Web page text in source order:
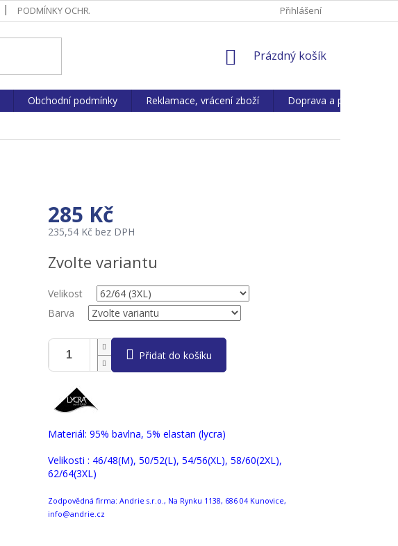
PODMÍNKY OCHRANY OS. ÚDAJŮ REKLAMACE, VRÁCENÍ ZBOŽÍPřihlášení
NÁKUPNÍ
Prázdný košík
Obchodní podmínky Reklamace, vrácení zboží Doprava a platba
285 Kč
235,54 Kč bez DPH
cena:
Zvolte variantu
Velikost
Barva
Přidat do košíku
Materiál: 95% bavlna, 5% elastan (lycra)
Velikosti : 46/48(M), 50/52(L), 54/56(XL), 58/60(2XL),
62/64(3XL)
Zodpovědná firma: Andrie s.r.o., Na Rynku 1138, 686 04 Kunovice,
info@andrie.cz